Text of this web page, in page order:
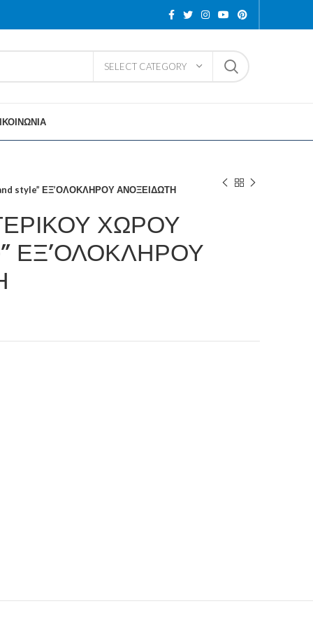
SELECT CATEGORY
style” ΕΞ’ΟΛΟΚΛΗΡΟΥ ΑΝΟΞΕΙΔΩΤΗ
ΧΩΡΟΥ
ΕΞ’ΟΛΟΚΛΗΡΟΥ